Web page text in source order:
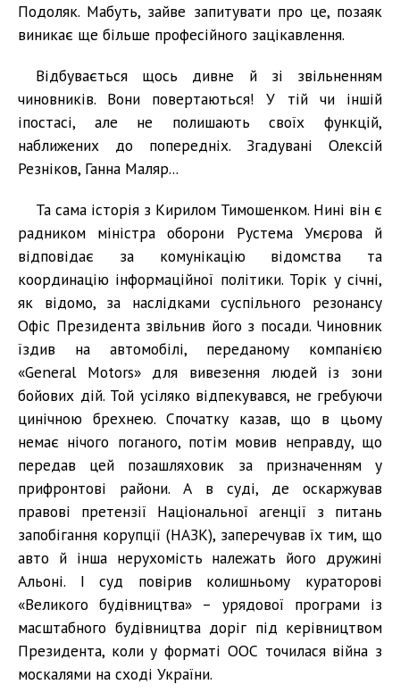
Подоляк. Мабуть, зайве запитувати про це, позаяк
виникає ще більше професійного зацікавлення.
Відбувається щось дивне й зі звільненням
чиновників. Вони повертаються! У тій чи іншій
іпостасі, але не полишають своїх функцій,
наближених до попередніх. Згадувані Олексій
Резніков, Ганна Маляр...
Та сама історія з Кирилом Тимошенком. Нині він є
радником міністра оборони Рустема Умєрова й
відповідає за комунікацію відомства та
координацію інформаційної політики. Торік у січні,
як відомо, за наслідками суспільного резонансу
Офіс Президента звільнив його з посади. Чиновник
їздив на автомобілі, переданому компанією
«General Motors» для вивезення людей із зони
бойових дій. Той усіляко відпекувався, не гребуючи
цинічною брехнею. Спочатку казав, що в цьому
немає нічого поганого, потім мовив неправду, що
передав цей позашляховик за призначенням у
прифронтові райони. А в суді, де оскаржував
правові претензії Національної агенції з питань
запобігання корупції (НАЗК), заперечував їх тим, що
авто й інша нерухомість належать його дружині
Альоні. І суд повірив колишньому кураторові
«Великого будівництва» – урядової програми із
масштабного будівництва доріг під керівництвом
Президента, коли у форматі ООС точилася війна з
москалями на сході України.